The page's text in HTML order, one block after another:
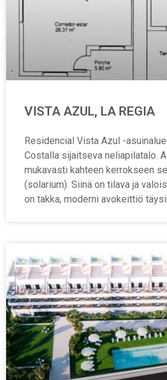
VISTA AZUL, LA REGIA
Residencial Vista Azul -
Costalla sijaitseva neliapilatalo.
mukavasti kahteen kerrokseen
(solarium). Siinä on tilava ja
on takka, moderni avokeittiö